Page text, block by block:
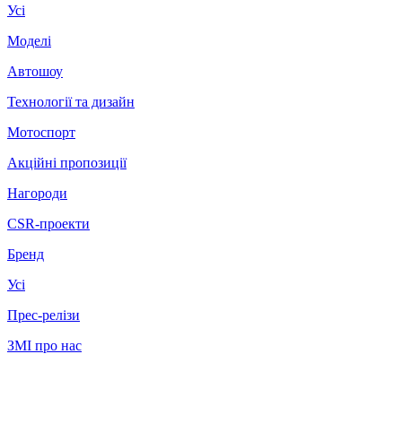
Усі
Моделі
Автошоу
Технології та дизайн
Мотоспорт
Акційні пропозиції
Нагороди
CSR-проекти
Бренд
Усі
Прес-релізи
ЗМІ про нас